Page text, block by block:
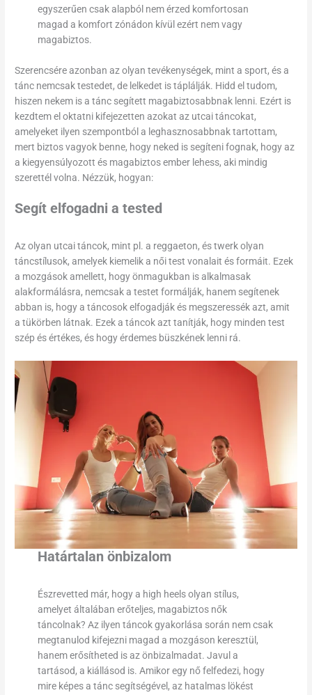
egyszerűen csak alapból nem érzed komfortosan
magad a komfort zónádon kívül ezért nem vagy
magabiztos.
Szerencsére azonban az olyan tevékenységek, mint a sport, és a
tánc nemcsak testedet, de lelkedet is táplálják. Hidd el tudom,
hiszen nekem is a tánc segített magabiztosabbnak lenni. Ezért is
kezdtem el oktatni kifejezetten azokat az utcai táncokat,
amelyeket ilyen szempontból a leghasznosabbnak tartottam,
mert biztos vagyok benne, hogy neked is segíteni fognak, hogy az
a kiegyensúlyozott és magabiztos ember lehess, aki mindig
szerettél volna. Nézzük, hogyan:
Segít elfogadni a tested
Az olyan utcai táncok, mint pl. a reggaeton, és twerk olyan
táncstílusok, amelyek kiemelik a női test vonalait és formáit. Ezek
a mozgások amellett, hogy önmagukban is alkalmasak
alakformálásra, nemcsak a testet formálják, hanem segítenek
abban is, hogy a táncosok elfogadják és megszeressék azt, amit
a tükörben látnak. Ezek a táncok azt tanítják, hogy minden test
szép és értékes, és hogy érdemes büszkének lenni rá.
Határtalan önbizalom
Észrevetted már, hogy a high heels olyan stílus,
amelyet általában erőteljes, magabiztos nők
táncolnak? Az ilyen táncok gyakorlása során nem csak
megtanulod kifejezni magad a mozgáson keresztül,
hanem erősítheted is az önbizalmadat. Javul a
tartásod, a kiállásod is. Amikor egy nő felfedezi, hogy
mire képes a tánc segítségével, az hatalmas lökést